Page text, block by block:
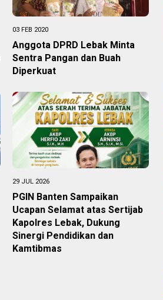
03 FEB 2020
Anggota DPRD Lebak Minta
Sentra Pangan dan Buah
Diperkuat
29 JUL 2026
PGIN Banten Sampaikan
Ucapan Selamat atas Sertijab
Kapolres Lebak, Dukung
Sinergi Pendidikan dan
Kamtibmas